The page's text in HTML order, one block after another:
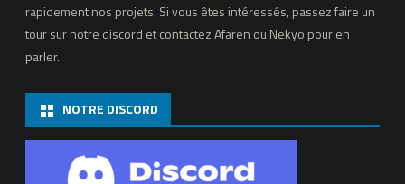
rapidement nos projets. Si vous êtes intéressés, passez faire un
tour sur notre discord et contactez Afaren ou Nekyo pour en
parler.
NOTRE DISCORD